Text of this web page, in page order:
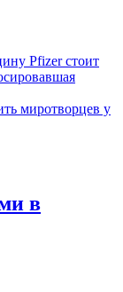
Pfizer стоит
миротворцев у
в